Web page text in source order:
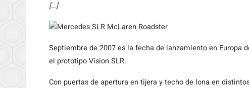
[…]
Septiembre de 2007 es la fecha de lanzamiento en Europa
el prototipo Vision SLR.
Con puertas de apertura en tijera y techo de lona en